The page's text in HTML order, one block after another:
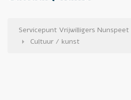
Servicepunt Vrijwilligers Nunspeet
Cultuur / kunst